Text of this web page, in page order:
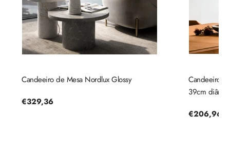
Candeeiro de Mesa Nordlux Glossy
Preço
€329,36
Candeeiro
39cm
Preço
€206,96